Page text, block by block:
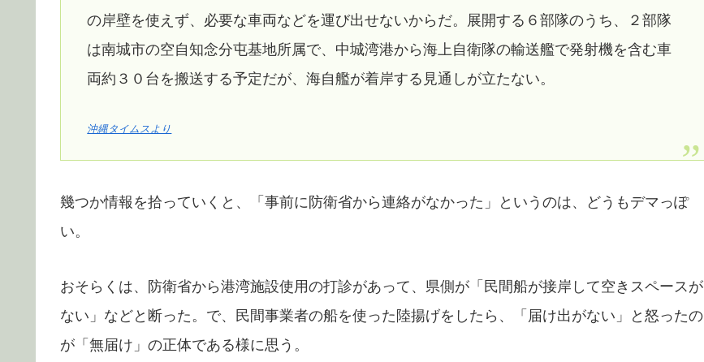
の岸壁を使えず、必要な車両などを運び出せないからだ。展開する６部隊のうち、２部隊
は南城市の空自知念分屯基地所属で、中城湾港から海上自衛隊の輸送艦で発射機を含む車
両約３０台を搬送する予定だが、海自艦が着岸する見通しが立たない。
沖縄タイムスより
幾つか情報を拾っていくと、「事前に防衛省から連絡がなかった」というのは、どうもデマっぽ
い。
おそらくは、防衛省から港湾施設使用の打診があって、県側が「民間船が接岸して空きスペースが
ない」などと断った。で、民間事業者の船を使った陸揚げをしたら、「届け出がない」と怒ったの
が「無届け」の正体である様に思う。